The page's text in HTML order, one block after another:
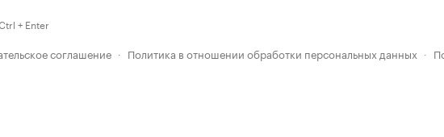
+ Enter
соглашение · Политика в отношении обработки персональных данных ·